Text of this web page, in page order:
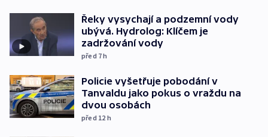
Řeky vysychají a podzemní vody
ubývá. Hydrolog: Klíčem je
zadržování vody
před 7h
Policie vyšetřuje pobodání v
Tanvaldu jako pokus o vraždu na
dvou osobách
před 12 h